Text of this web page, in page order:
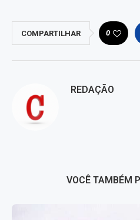
COMPARTILHAR 0
REDAÇÃO
VOCÊ TAMBÉM